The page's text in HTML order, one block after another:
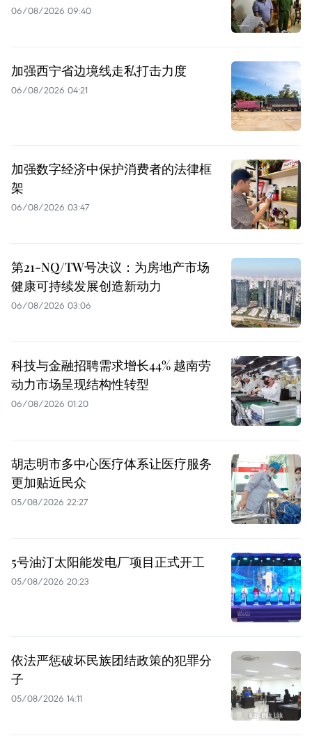
06/08/2026 09:40
加强西宁省边境线走私打击力度
06/08/2026 04:21
加强数字经济中保护消费者的法律框
架
06/08/2026 03:47
第21-NQ/TW号决议：为房地产市场
健康可持续发展创造新动力
06/08/2026 03:06
科技与金融招聘需求增长44% 越南劳
动力市场呈现结构性转型
06/08/2026 01:20
胡志明市多中心医疗体系让医疗服务
更加贴近民众
05/08/2026 22:27
5号油汀太阳能发电厂项目正式开工
05/08/2026 20:23
依法严惩破坏民族团结政策的犯罪分
子
05/08/2026 14:11